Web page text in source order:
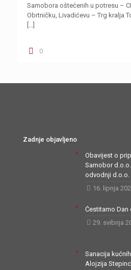
Samobora oštećenih u potresu –
Obrtničku, Livadićevu – Trg kralja
[…]
0
Zadnje objavljeno
Obavijest o
Samobor
odvodnji d.o.o.
16. lipnja
Čestitamo Dan
29. svibnja
Sanacija
Alojzija